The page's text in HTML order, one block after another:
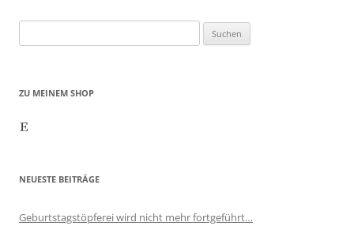
nach:
ZU MEINEM SHOP
Etsy
NEUESTE BEITRÄGE
Geburtstagstöpferei wird nicht mehr fortgeführt…